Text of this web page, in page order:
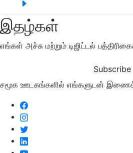
இதழ்கள்
எங்கள் அச்சு மற்றும் டிஜிட்டல்
Subscribe
சமூக ஊடகங்களில் எங்களுடன்